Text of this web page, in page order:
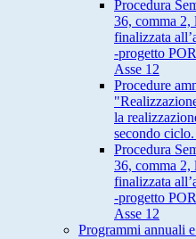
Procedura
36, comma 2,
finalizzata
-progetto
Asse 12
Procedure
la
secondo ciclo.
Procedura
36, comma 2,
finalizzata
-progetto
Asse 12
Programmi annuali